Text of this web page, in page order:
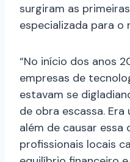
surgiram as
especializada para o
“No início dos anos
empresas de
estavam se
de obra escassa.
além de causar
profissionais locais